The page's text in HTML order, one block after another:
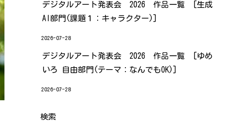
デジタルアート発表会 2026 作品一覧 [生成
AI部門(課題１：キャラクター)]
2026-07-28
デジタルアート発表会 2026 作品一覧 [ゆめ
いろ 自由部門(テーマ：なんでもOK)]
2026-07-28
検索